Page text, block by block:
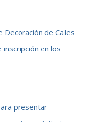
Decoración de Calles
inscripción en los
presentar